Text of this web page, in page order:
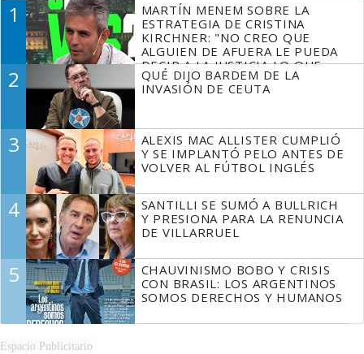
1
MARTÍN MENEM SOBRE LA
ESTRATEGIA DE CRISTINA
KIRCHNER: "NO CREO QUE
ALGUIEN DE AFUERA LE PUEDA
DECIR A LA JUSTICIA LO QUE
TIENE QUE HACER"
2
QUÉ DIJO BARDEM DE LA
INVASIÓN DE CEUTA
3
ALEXIS MAC ALLISTER CUMPLIÓ
Y SE IMPLANTÓ PELO ANTES DE
VOLVER AL FÚTBOL INGLÉS
4
SANTILLI SE SUMÓ A BULLRICH
Y PRESIONA PARA LA RENUNCIA
DE VILLARRUEL
5
CHAUVINISMO BOBO Y CRISIS
CON BRASIL: LOS ARGENTINOS
SOMOS DERECHOS Y HUMANOS
Espacio Publicitario